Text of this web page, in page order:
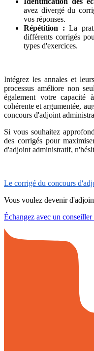
avez divergé du
vos réponses.
Répétition :La
différents corrigés
types d'exercices.
Intégrez les annales et
processus améliore non
également votre capacité
cohérente et argumentée,
concours d'adjoint
Si vous souhaitez
des corrigés pour
d'adjoint administratif,
Le corrigé du concours
Vous voulez devenir
Échangez avec un conseiller